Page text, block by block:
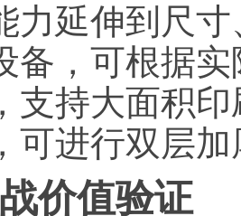
力延伸到尺
备，可根据
支持大面积
可进行双层
价值验证